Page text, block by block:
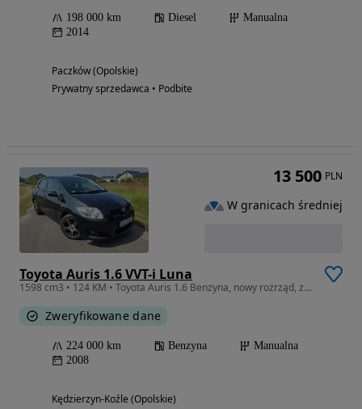
198 000 km Diesel
Manualna
2014
Paczków (Opolskie)
Prywatny sprzedawca • Podbite
Toyota Auris 1.6 VVT-i Luna
1598 cm3 • 124 KM • Toyota Auris 1.6 Benzyna, nowy rozrząd, zadbana
Zweryfikowane dane
224 000 km Benzyna
Manualna
2008
Kędzierzyn-Koźle (Opolskie)
13 500 PLN
W granicach średniej